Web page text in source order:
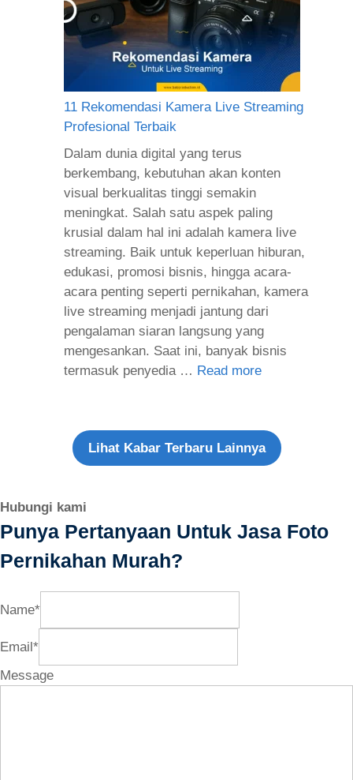
11 Rekomendasi Kamera Live Streaming
Profesional Terbaik
Dalam dunia digital yang terus
berkembang, kebutuhan akan konten
visual berkualitas tinggi semakin
meningkat. Salah satu aspek paling
krusial dalam hal ini adalah kamera live
streaming. Baik untuk keperluan hiburan,
edukasi, promosi bisnis, hingga acara-
acara penting seperti pernikahan, kamera
live streaming menjadi jantung dari
pengalaman siaran langsung yang
mengesankan. Saat ini, banyak bisnis
termasuk penyedia … Read more
Lihat Kabar Terbaru Lainnya
Hubungi kami
Punya Pertanyaan Untuk Jasa Foto
Pernikahan Murah?
Name*
Email *
Message